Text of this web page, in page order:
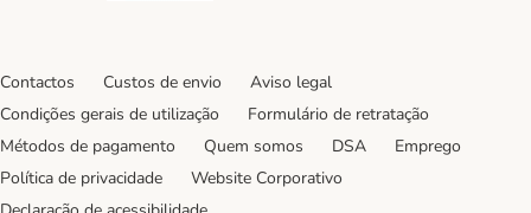
Contactos Custos de envio
Aviso legal
Condições gerais de utilização
Formulário de retratação
Métodos de pagamento
Quem somos DSA
Emprego
Política de privacidade
Website Corporativo